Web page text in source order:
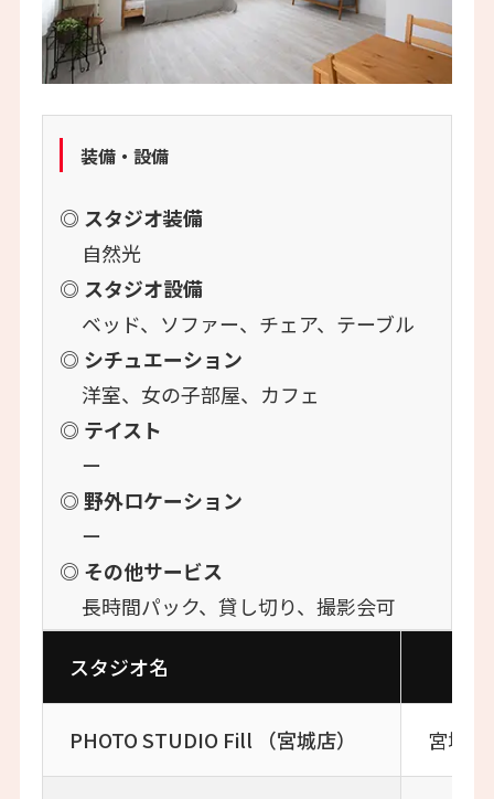
装備・設備
◎ スタジオ装備
自然光
◎ スタジオ設備
ベッド、ソファー、チェア、テーブル
◎ シチュエーション
洋室、女の子部屋、カフェ
◎ テイスト
ー
◎ 野外ロケーション
ー
◎ その他サービス
長時間パック、貸し切り、撮影会可
スタジオ名
PHOTO STUDIO Fill （宮城店） 宮城